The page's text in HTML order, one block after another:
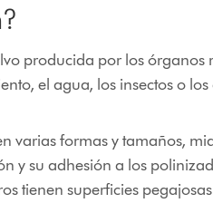
producida por los órganos
el agua, los insectos o
varias formas y tamaños,
y su adhesión a los
tienen superficies